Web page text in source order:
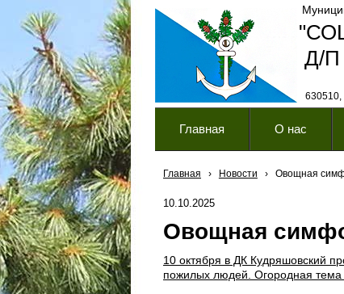
630510,
Д/
Главная О нас
Главная › Новости › Овощная
10.10.2025
Овощная
10 октября в ДК Кудряшовский
пожилых людей. Огородная тема